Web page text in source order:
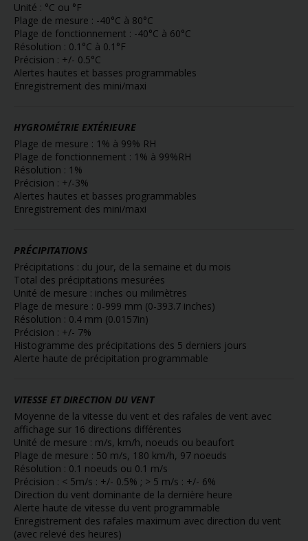
Unité : °C ou °F
Plage de mesure : -40°C à 80°C
Plage de fonctionnement : -40°C à 60°C
Résolution : 0.1°C à 0.1°F
Précision : +/- 0.5°C
Alertes hautes et basses programmables
Enregistrement des mini/maxi
HYGROMÉTRIE EXTÉRIEURE
Plage de mesure : 1% à 99% RH
Plage de fonctionnement : 1% à 99%RH
Résolution : 1%
Précision : +/-3%
Alertes hautes et basses programmables
Enregistrement des mini/maxi
PRÉCIPITATIONS
Précipitations : du jour, de la semaine et du mois
Total des précipitations mesurées
Unité de mesure : inches ou milimètres
Plage de mesure : 0-999 mm (0-393.7 inches)
Résolution : 0.4 mm (0.0157in)
Précision : +/- 7%
Histogramme des précipitations des 5 derniers jours
Alerte haute de précipitation programmable
VITESSE ET DIRECTION DU VENT
Moyenne de la vitesse du vent et des rafales de vent avec
affichage sur 16 directions différentes
Unité de mesure : m/s, km/h, noeuds ou beaufort
Plage de mesure : 50 m/s, 180 km/h, 97 noeuds
Résolution : 0.1 noeuds ou 0.1 m/s
Précision : < 5m/s : +/- 0.5% ; > 5 m/s : +/- 6%
Direction du vent dominante de la dernière heure
Alerte haute de vitesse du vent programmable
Enregistrement des rafales maximum avec direction du vent
(avec relevé des heures)